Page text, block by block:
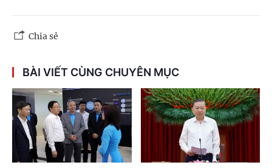
Chia sẻ
BÀI VIẾT CÙNG CHUYÊN MỤC